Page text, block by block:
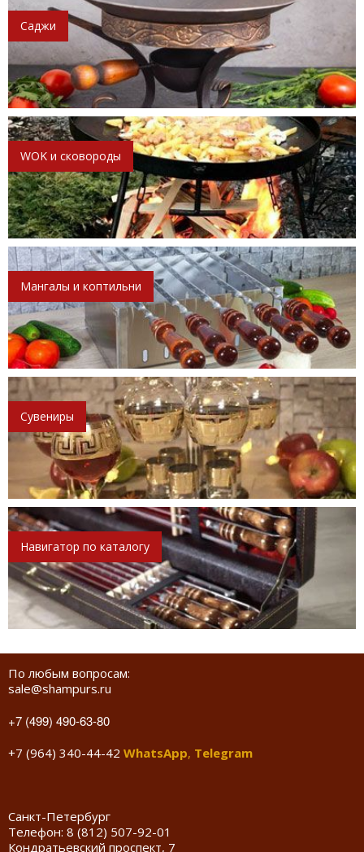
Саджи
WOK и сковороды
Мангалы и коптильни
Сувениры
Навигатор по каталогу
По любым вопросам:
sale@shampurs.ru
+7 (499) 490-63-80
+7 (964) 340-44-42 WhatsApp, Telegram
Санкт-Петербург
Телефон: 8 (812) 507-92-01
Кондратьевский проспект, 7